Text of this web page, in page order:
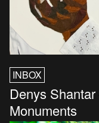
INBOX
Denys
Monuments